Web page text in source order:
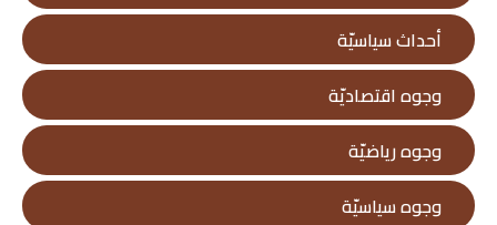
أحداث سياسيّة
وجوه اقتصاديّة
وجوه رياضيّة
وجوه سياسيّة